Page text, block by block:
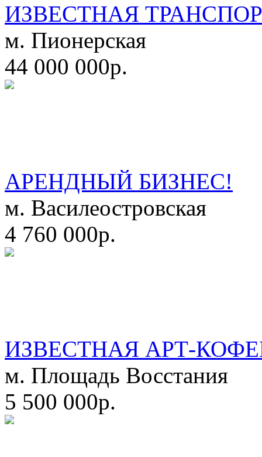
ИЗВЕСТНАЯ
м. Пионерская
44 000 000р.
АРЕНДНЫЙ БИЗНЕС!
м. Василеостровская
4 760 000р.
ИЗВЕСТНАЯ АРТ-
м. Площадь Восстания
5 500 000р.